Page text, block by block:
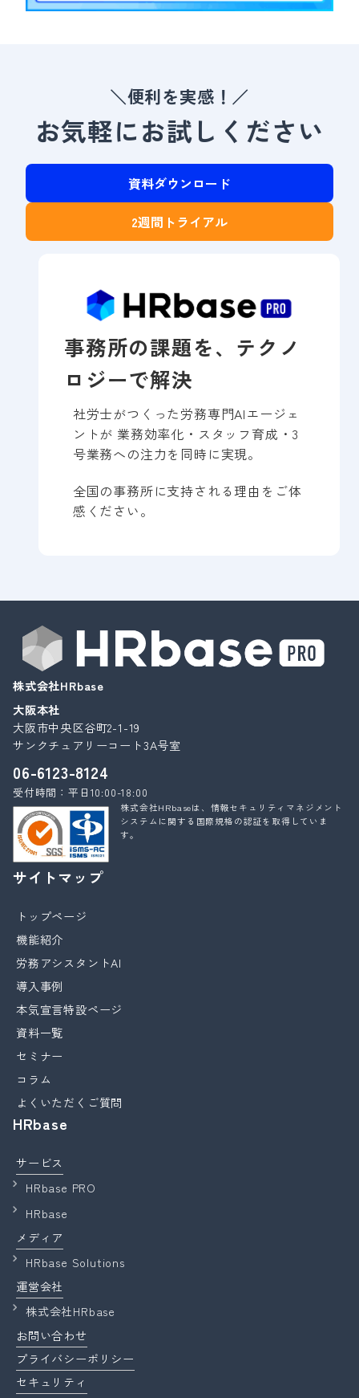
＼便利を実感！／
お気軽にお試しください
資料ダウンロード
2週間トライアル
事務所の課題を、テクノ
ロジーで解決
社労士がつくった労務専門AIエージェ
ントが 業務効率化・スタッフ育成・3
号業務への注力を同時に実現。
全国の事務所に支持される理由をご体
感ください。
株式会社HRbase
大阪本社
大阪市中央区谷町2-1-19
サンクチュアリーコート3A号室
06-6123-8124
受付時間：平日10:00-18:00
株式会社HRbaseは、情報セキュリティマネジメント
システムに関する国際規格の認証を取得していま
す。
サイトマップ
トップページ
機能紹介
労務アシスタントAI
導入事例
本気宣言特設ページ
資料一覧
セミナー
コラム
よくいただくご質問
HRbase
サービス
HRbase PRO
HRbase
メディア
HRbase Solutions
運営会社
株式会社HRbase
お問い合わせ
プライバシーポリシー
セキュリティ